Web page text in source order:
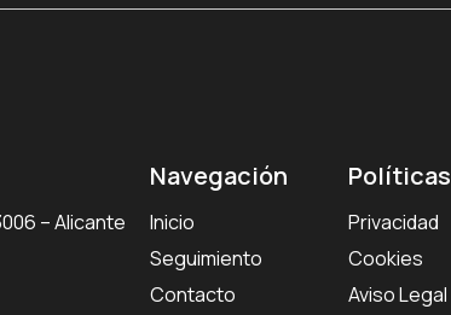
– Alicante
Navegación
Inicio
Seguimiento
Contacto
Políticas
Privacidad
Cookies
Aviso Legal